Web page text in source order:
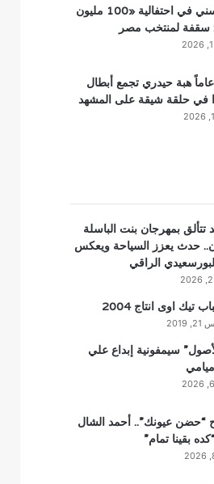
تامر حسني في احتفالية «100 مليون
سقفة لمنتخب مصر
بعد ٣٢ عاماً هبة حيدري تجمع أبطال
في حلقة شيقة على المشهد
تتألق بمهرجان بنت الباسلة
حدث يعزز السياحة ويعكس
الراقي
تيك اوى انتاج 2004
سيمفونية إبداع علي
“حضن عيونك”.. أحمد الشال
بقينا تمام”